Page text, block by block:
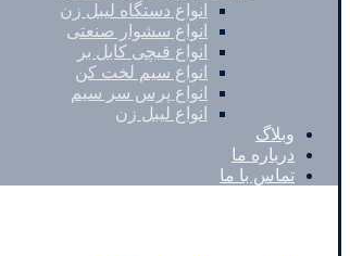
انواع دستگاه لیبل زن
انواع سشوار صنعتی
انواع قیچی کابل بر
انواع سیم لخت کن
انواع پرس سر سیم
انواع لیبل زن
وبلاگ
درباره ما
تماس با ما